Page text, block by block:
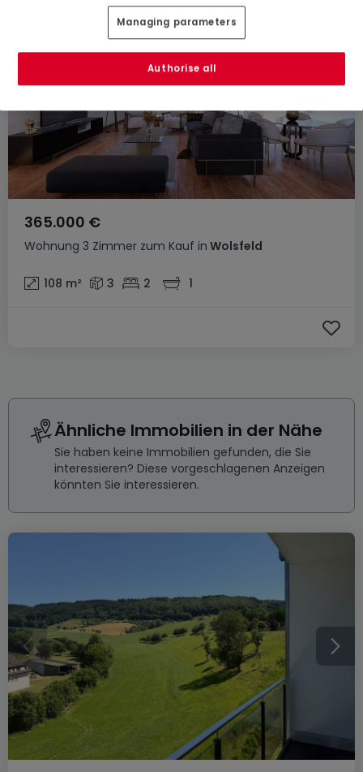
Wohnung 3 Zimmer zum Kauf in Wolsfeld
365.000 €
108 m² 3 2 1
Ähnliche Immobilien in der Nähe
Sie haben keine Immobilien gefunden, die Sie
interessieren? Diese vorgeschlagenen Anzeigen
könnten Sie interessieren.
Managing parameters
Authorise all